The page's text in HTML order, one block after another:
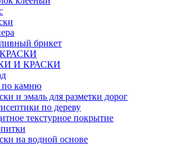
брикет
И КРАСКИ
по камню
и эмаль для разметки дорог
по дереву
текстурное покрытие
на водной основе